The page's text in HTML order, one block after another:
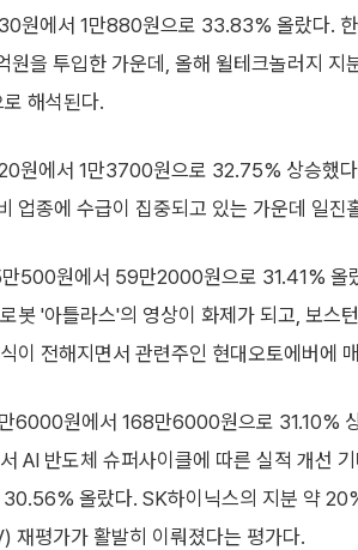
원에서 1만880원으로 33.83% 올랐다.
원을 투입한 가운데, 올해 윌테크놀러지
해석된다.
원에서 1만3700원으로 32.75% 상승했
업종에 수급이 집중되고 있는 가운데 일
500원에서 59만2000원으로 31.41% 올
봇 '아틀라스'의 영상이 화제가 되고, 보스
이 전해지면서 관련주인 현대오토에버에
6000원에서 168만6000원으로 31.10%
AI 반도체 슈퍼사이클에 따른 실적 개선
올랐다. SK하이닉스의 지분 약
재평가가 활발히 이뤄졌다는 평가다.